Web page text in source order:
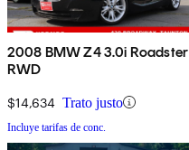
2008 BMW Z4 3.0i Roadster
RWD
$14,634 Trato justo
Incluye tarifas de conc.